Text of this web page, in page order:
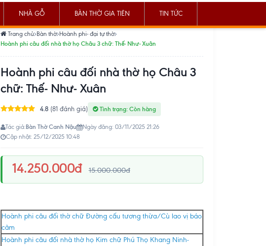
NHÀ GỖ BÀN THỜ GIA TIÊN TIN TỨC
Trang chủ Bàn thờ Hoành phi- đại tự thờ
Hoành phi câu đối nhà thờ họ Châu 3 chữ: Thế- Như- Xuân
Hoành phi câu đối nhà thờ họ Châu 3
chữ: Thế- Như- Xuân
4.8 (81 đánh giá) Tình trạng: Còn hàng
Tác giả:Bàn Thờ Canh Nậu
Ngày đăng: 03/11/2025 21:26
Cập nhật: 25/12/2025 10:48
14.250.000đ 15.000.000đ
Hoành phi câu đối thờ chữ Đường cấu tương thừa/Cù lao vị báo
cảm
Hoành phi câu đối nhà thờ họ Kim chữ Phú Thọ Khang Ninh-